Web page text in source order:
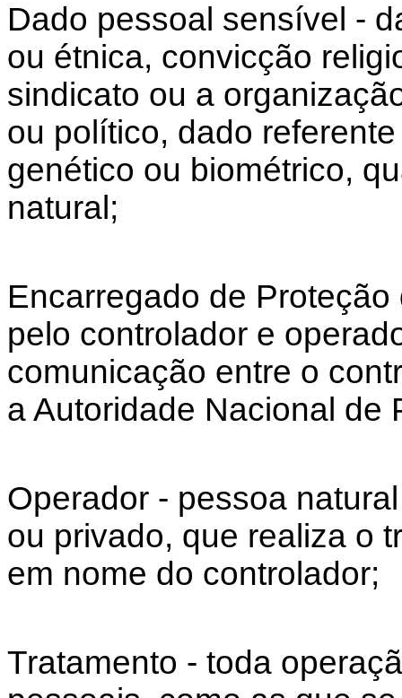
Dado pessoal sensível -
ou étnica, convicção
sindicato ou a
ou político, dado
genético ou biométrico,
natural;
Encarregado de
pelo controlador e
comunicação entre o
a Autoridade Nacional de
Operador - pessoa
ou privado, que realiza o
em nome do controlador;
Tratamento - toda